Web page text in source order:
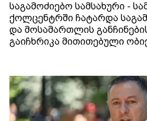
საგამოძიებო სამსახური -
ქოლცენტრში ჩატარდა
და მოსამართლის
გაიჩხრიკა მითითებული